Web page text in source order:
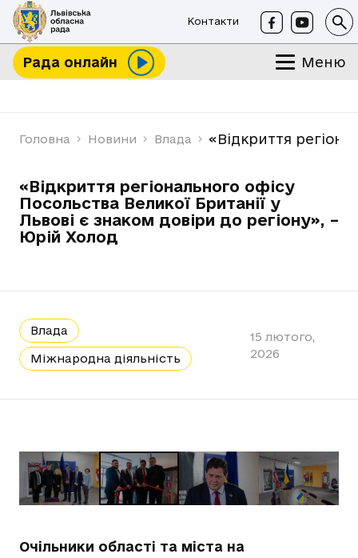
Контакти
Рада онлайн Меню
Головна Новини Влада «Відкриття
«Відкриття регіонального офісу
Посольства Великої Британії у
Львові є знаком довіри до регіону», –
Юрій Холод
Влада
Міжнародна діяльність
15 лютого,
2026
Очільники області та міста на